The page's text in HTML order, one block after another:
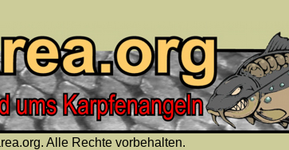
Alle Rechte vorbehalten.